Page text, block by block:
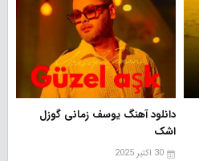
دانلود آهنگ یوسف زمانی گوزل
اشک
30 اکتبر 2025